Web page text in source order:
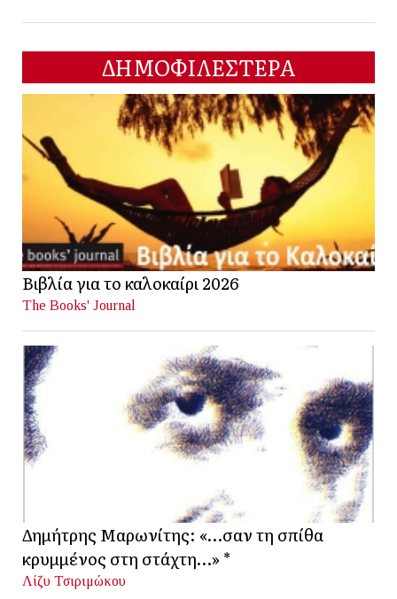
ΔΗΜΟΦΙΛΕΣΤΕΡΑ
Βιβλία για το καλοκαίρι 2026
The Books' Journal
Δημήτρης Μαρωνίτης: «…σαν τη σπίθα
κρυμμένος στη στάχτη…» *
Λίζυ Τσιριμώκου